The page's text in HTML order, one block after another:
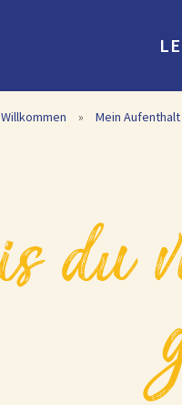
Willkommen » Mein Aufenthalt